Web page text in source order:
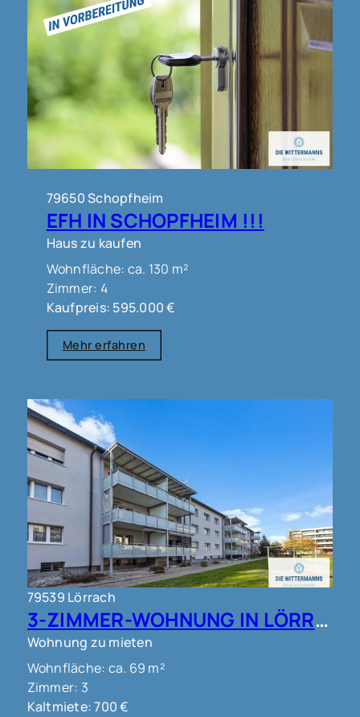
79650 Schopfheim
EFH IN SCHOPFHEIM !!!
Haus zu kaufen
Wohnfläche: ca. 130 m²
Zimmer: 4
Kaufpreis: 595.000 €
Mehr erfahren
79539 Lörrach
3-ZIMMER-WOHNUNG IN LÖRRACH !!!
Wohnung zu mieten
Wohnfläche: ca. 69 m²
Zimmer: 3
Kaltmiete: 700 €